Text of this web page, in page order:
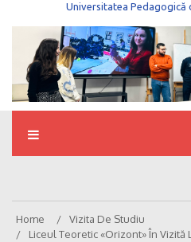
Universitatea Pedagogică
Home
Vizita De Studiu
Liceul Teoretic «Orizont» În Vizită